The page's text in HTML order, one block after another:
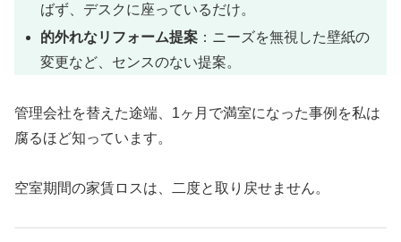
ばず、デスクに座っているだけ。
的外れなリフォーム提案 ：ニーズを無視した壁紙の
変更など、センスのない提案。
管理会社を替えた途端、1ヶ月で満室になった事例を私は
腐るほど知っています。
空室期間の家賃ロスは、二度と取り戻せません。